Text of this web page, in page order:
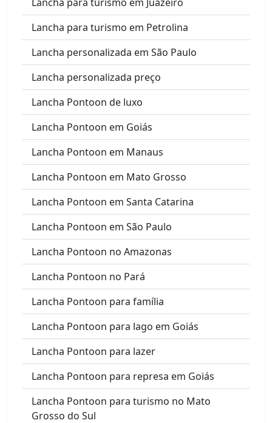
Lancha para turismo em Petrolina
Lancha personalizada em São Paulo
Lancha personalizada preço
Lancha Pontoon de luxo
Lancha Pontoon em Goiás
Lancha Pontoon em Manaus
Lancha Pontoon em Mato Grosso
Lancha Pontoon em Santa Catarina
Lancha Pontoon em São Paulo
Lancha Pontoon no Amazonas
Lancha Pontoon no Pará
Lancha Pontoon para família
Lancha Pontoon para lago em Goiás
Lancha Pontoon para lazer
Lancha Pontoon para represa em Goiás
Lancha Pontoon para turismo no Mato
Grosso do Sul